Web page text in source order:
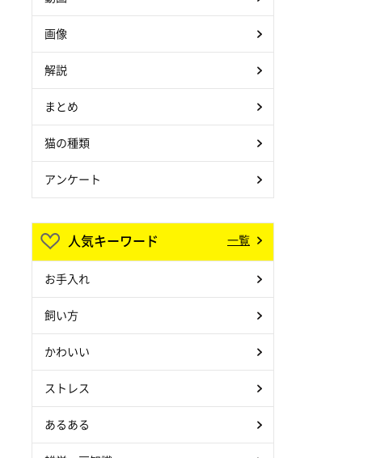
画像
解説
まとめ
猫の種類
アンケート
人気キーワード 一覧
お手入れ
飼い方
かわいい
ストレス
あるある